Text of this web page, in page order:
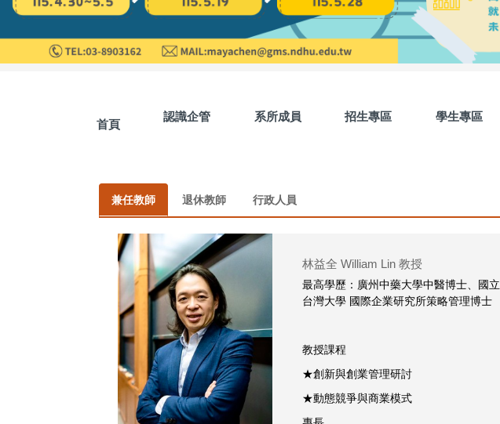
首頁
認識企管 系所成員 招生專區 學生專區
兼任教師 退休教師 行政人員
林益全 William Lin 教授
最高學歷：廣州中藥大學中醫博士、國立
台灣大學 國際企業研究所策略管理博士
教授課程
★創新與創業管理研討
★動態競爭與商業模式